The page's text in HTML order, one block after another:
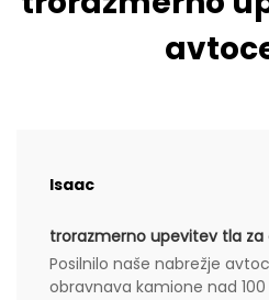
Isaac
trorazmerno upevitev tla
Posilnilo naše nabrežje
obravnava kamione nad